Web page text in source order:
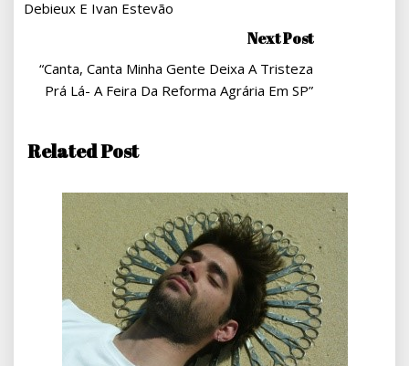
Debieux E Ivan Estevão
Next Post
“Canta, Canta Minha Gente Deixa A Tristeza
Prá Lá- A Feira Da Reforma Agrária Em SP”
Related Post